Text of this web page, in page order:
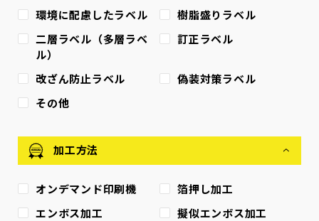
環境に配慮したラベル
樹脂盛りラベル
二層ラベル（多層ラベ
ル）
訂正ラベル
改ざん防止ラベル
偽装対策ラベル
その他
加工方法
オンデマンド印刷機
箔押し加工
エンボス加工
擬似エンボス加工